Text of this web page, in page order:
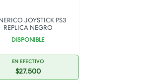
JOYSTICK PS3
REPLICA NEGRO
DISPONIBLE
EN EFECTIVO
$27.500